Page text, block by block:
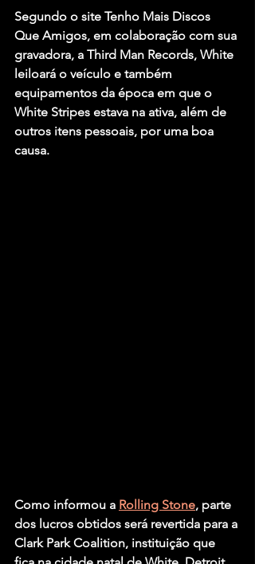
Segundo o site Tenho Mais Discos
Que Amigos, em colaboração com sua
gravadora, a Third Man Records, White
leiloará o veículo e também
equipamentos da época em que o
White Stripes estava na ativa, além de
outros itens pessoais, por uma boa
causa.
Como informou a Rolling Stone, parte
dos lucros obtidos será revertida para a
Clark Park Coalition, instituição que